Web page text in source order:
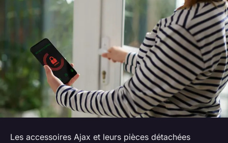
Les accessoires Ajax et leurs pièces détachées